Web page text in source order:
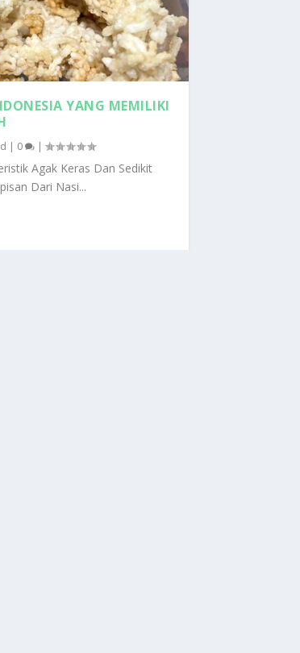
YANG MEMILIKI
| 0 |
Agak Keras Dan Sedikit
Dari Nasi...